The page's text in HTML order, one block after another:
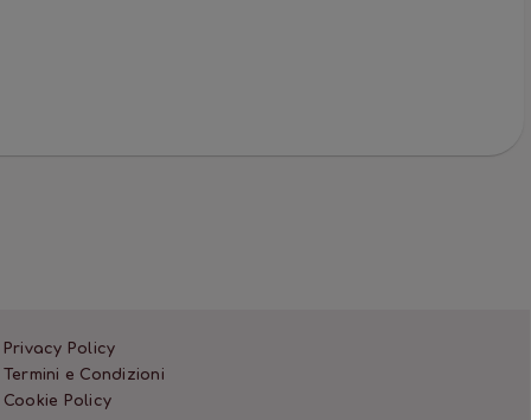
Privacy Policy
Termini e Condizioni
Cookie Policy